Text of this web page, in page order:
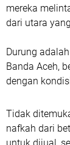
mereka
dari utara
Durung
Banda Aceh,
dengan
Tidak
nafkah dari